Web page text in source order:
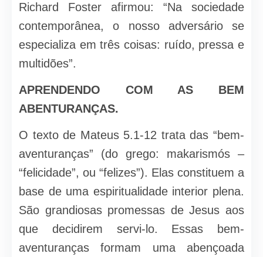
Richard Foster afirmou: “Na sociedade
contemporânea, o nosso adversário se
especializa em três coisas: ruído, pressa e
multidões”.
APRENDENDO COM AS BEM
ABENTURANÇAS.
O texto de Mateus 5.1-12 trata das “bem-
aventuranças” (do grego: makarismós –
“felicidade”, ou “felizes”). Elas constituem a
base de uma espiritualidade interior plena.
São grandiosas promessas de Jesus aos
que decidirem servi-lo. Essas bem-
aventuranças formam uma abençoada